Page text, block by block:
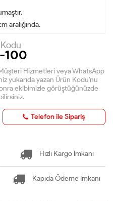
aralığında.
100
Hizmetleri veya WhatsApp
yukarıda yazan Ürün Kodu'nu
ekibimizle görüştüğünüzde
Telefon ile Sipariş
Hızlı Kargo İmkanı
Kapıda Ödeme İmkanı